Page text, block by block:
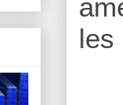
les